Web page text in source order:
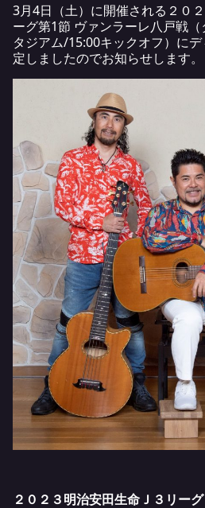
3月4日（土）に開催される２０
ーグ第1節 ヴァンラーレ八戸戦
タジアム/15:00キックオフ）に
定しましたのでお知らせします。
２０２３明治安田生命Ｊ３リー